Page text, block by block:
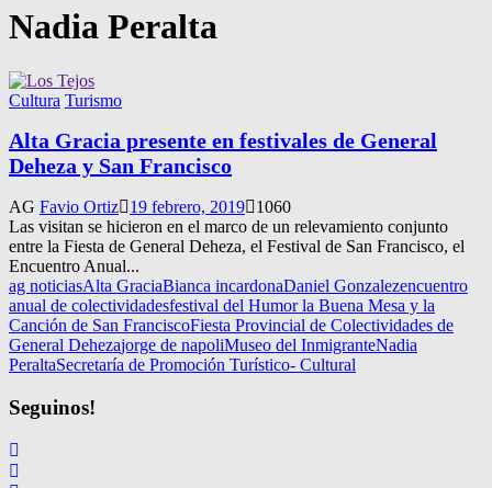
Nadia Peralta
Cultura Turismo
Alta Gracia presente en festivales de General
Deheza y San Francisco
AG Favio Ortiz 19 febrero, 2019
1060
Las visitan se hicieron en el marco de un relevamiento conjunto
entre la Fiesta de General Deheza, el Festival de San Francisco, el
Encuentro Anual...
ag noticiasAlta GraciaBianca incardonaDaniel Gonzalezencuentro
anual de colectividadesfestival del Humor la Buena Mesa y la
Canción de San FranciscoFiesta Provincial de Colectividades de
General Dehezajorge de napoliMuseo del InmigranteNadia
PeraltaSecretaría de Promoción Turístico- Cultural
Seguinos!